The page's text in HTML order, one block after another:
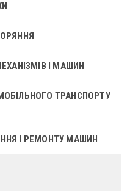
І МАШИН
ТРАНСПОРТУ
І РЕМОНТУ МАШИН